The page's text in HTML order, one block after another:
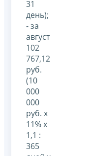
31
день);
- за
август
102
767,12
руб.
(10
000
000
руб. x
11% x
1,1 :
365